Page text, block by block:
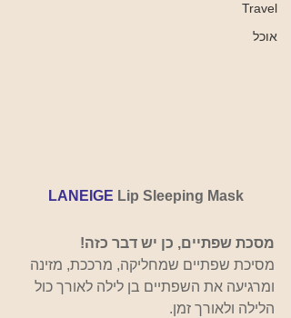
Travel
אוכל
LANEIGE Lip Sleeping Mask
מסכת שפתיים, כן יש דבר כזה!
מסיכת שפתיים שמחליקה, מרככת, מזינה
ומרגיעה את השפתיים בן לילה לאורך כול
הלילה ולאורך זמן.